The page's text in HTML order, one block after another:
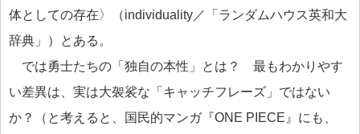
体としての存在〉（individuality／「ランダムハウス英和大
辞典」）とある。
では勇士たちの「独自の本性」とは？ 最もわかりやす
い差異は、実は大袈裟な「キャッチフレーズ」ではない
か？（と考えると、国民的マンガ『ONE PIECE』にも、